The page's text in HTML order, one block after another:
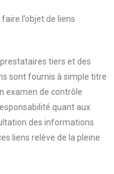
faire l’objet de liens
prestataires tiers et des
sont fournis à simple titre
examen de contrôle
quant aux
des informations
liens relève de la pleine